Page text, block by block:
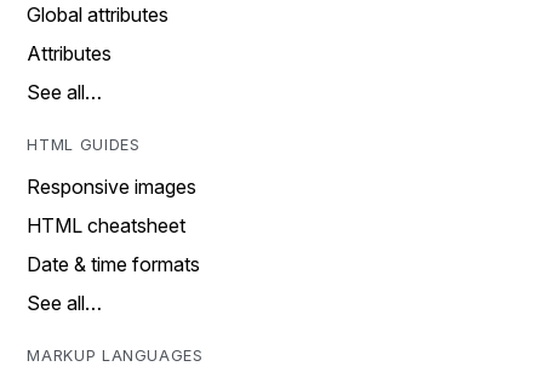
Global attributes
Attributes
See all…
HTML GUIDES
Responsive images
HTML cheatsheet
Date & time formats
See all…
MARKUP LANGUAGES